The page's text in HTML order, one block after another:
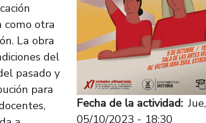
como otra
La obra
del
pasado y
para
Fecha de la actividad Jue,
05/10/2023 - 18:30